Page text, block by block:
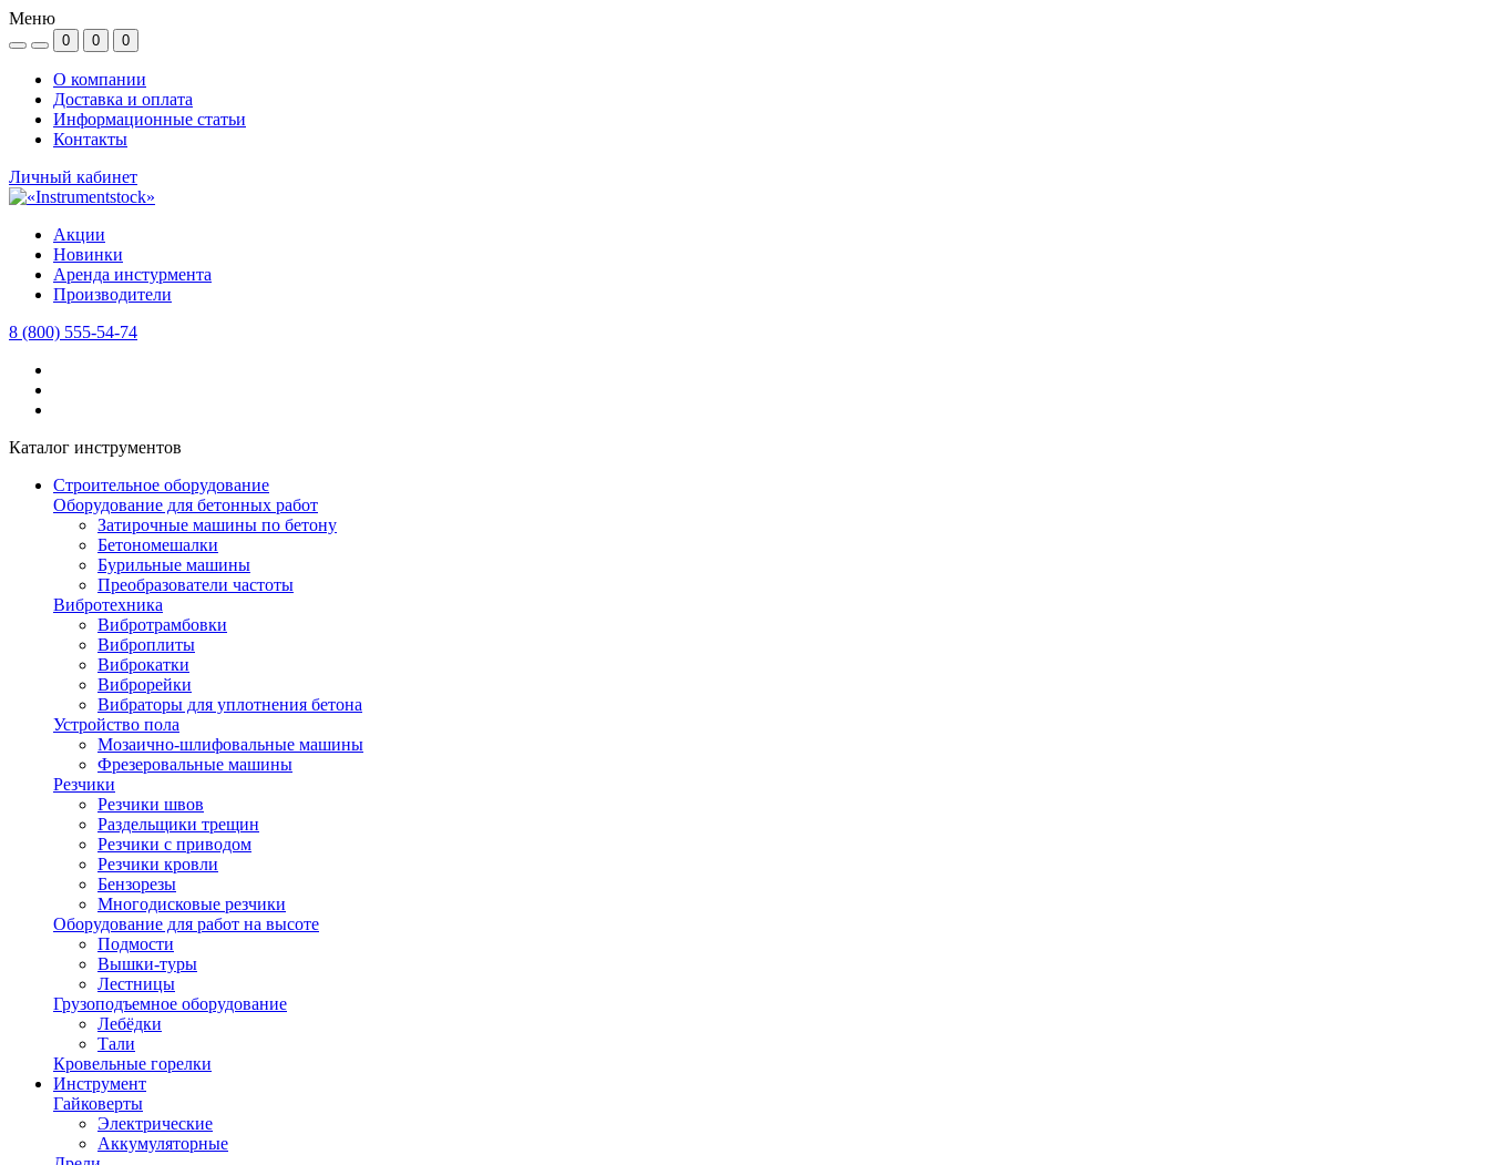
Меню
0 0 0
О компании
Доставка и оплата
Информационные статьи
Контакты
Личный кабинет
Акции
Новинки
Аренда инстурмента
Производители
8 (800) 555-54-74
Каталог инструментов
Строительное оборудование
Оборудование для бетонных работ
Затирочные машины по бетону
Бетономешалки
Бурильные машины
Преобразователи частоты
Вибротехника
Вибротрамбовки
Виброплиты
Виброкатки
Виброрейки
Вибраторы для уплотнения бетона
Устройство пола
Мозаично-шлифовальные машины
Фрезеровальные машины
Резчики
Резчики швов
Раздельщики трещин
Резчики с приводом
Резчики кровли
Бензорезы
Многодисковые резчики
Оборудование для работ на высоте
Подмости
Вышки-туры
Лестницы
Грузоподъемное оборудование
Лебёдки
Тали
Кровельные горелки
Инструмент
Гайковерты
Электрические
Аккумуляторные